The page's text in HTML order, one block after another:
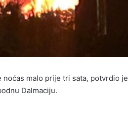
malo prije tri sata, potvrdio je
Dalmaciju.